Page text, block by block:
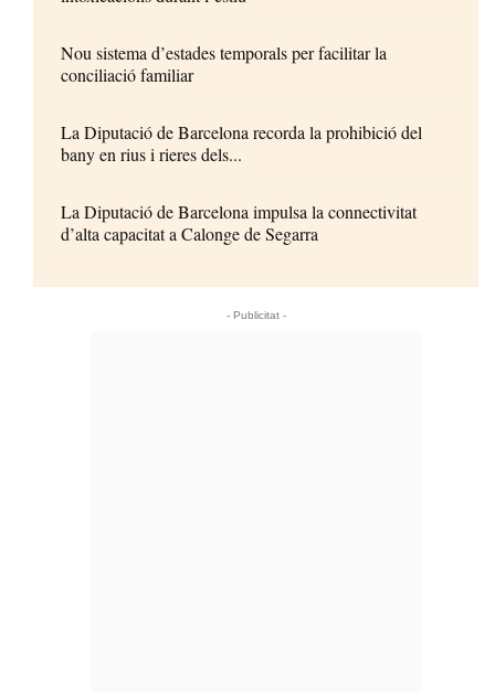
Nou sistema d’estades temporals per facilitar la
conciliació familiar
La Diputació de Barcelona recorda la prohibició del
bany en rius i rieres dels...
La Diputació de Barcelona impulsa la connectivitat
d’alta capacitat a Calonge de Segarra
- Publicitat -